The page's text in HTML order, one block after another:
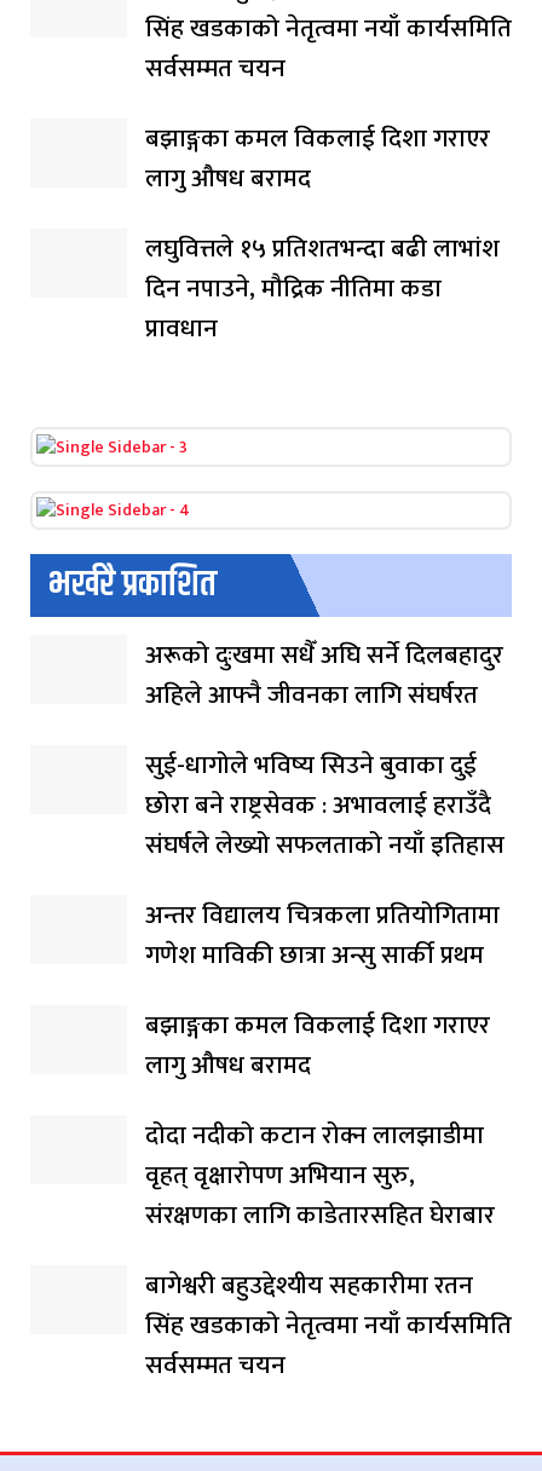
सिंह खडकाको नेतृत्वमा नयाँ कार्यसमिति
सर्वसम्मत चयन
बझाङ्गका कमल विकलाई दिशा गराएर
लागु औषध बरामद
लघुवित्तले १५ प्रतिशतभन्दा बढी लाभांश
दिन नपाउने, मौद्रिक नीतिमा कडा
प्रावधान
भर्खरै प्रकाशित
अरूको दुःखमा सधैँ अघि सर्ने दिलबहादुर
अहिले आफ्नै जीवनका लागि संघर्षरत
सुई-धागोले भविष्य सिउने बुवाका दुई
छोरा बने राष्ट्रसेवक : अभावलाई हराउँदै
संघर्षले लेख्यो सफलताको नयाँ इतिहास
अन्तर विद्यालय चित्रकला प्रतियोगितामा
गणेश माविकी छात्रा अन्सु सार्की प्रथम
बझाङ्गका कमल विकलाई दिशा गराएर
लागु औषध बरामद
दोदा नदीको कटान रोक्न लालझाडीमा
वृहत् वृक्षारोपण अभियान सुरु,
संरक्षणका लागि काडेतारसहित घेराबार
बागेश्वरी बहुउद्देश्यीय सहकारीमा रतन
सिंह खडकाको नेतृत्वमा नयाँ कार्यसमिति
सर्वसम्मत चयन